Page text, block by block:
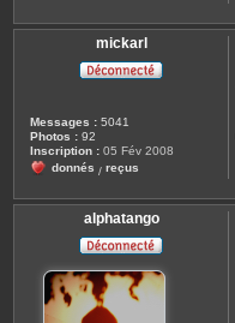
mickarl
Messages : 5041
Photos : 92
Inscription : 05 Fév 2008
donnés / reçus
alphatango